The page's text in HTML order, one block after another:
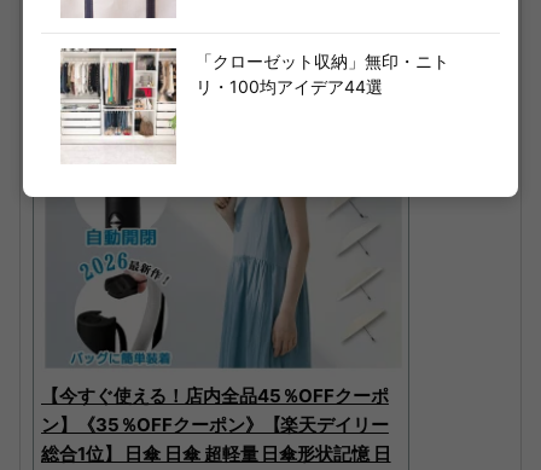
【今すぐ使える！店内全品45％OFFクーポ
ン】《35％OFFクーポン》【楽天デイリー
総合1位】 日傘 日傘 超軽量 日傘形状記憶 日
「クローゼット収納」無印・ニト
リ・100均アイデア44選